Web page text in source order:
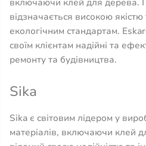
включаючи клей для дерева.
відзначається високою якістю
екологічним стандартам.
своїм клієнтам надійні та
ремонту та будівництва.
Sika
Sika є світовим лідером у
матеріалів, включаючи клей